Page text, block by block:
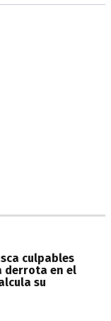
culpables
derrota en el
su